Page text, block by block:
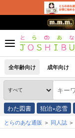
全年齢向け 成年向け
わた図書 狛治×恋雪
とらのあな通販 同人誌